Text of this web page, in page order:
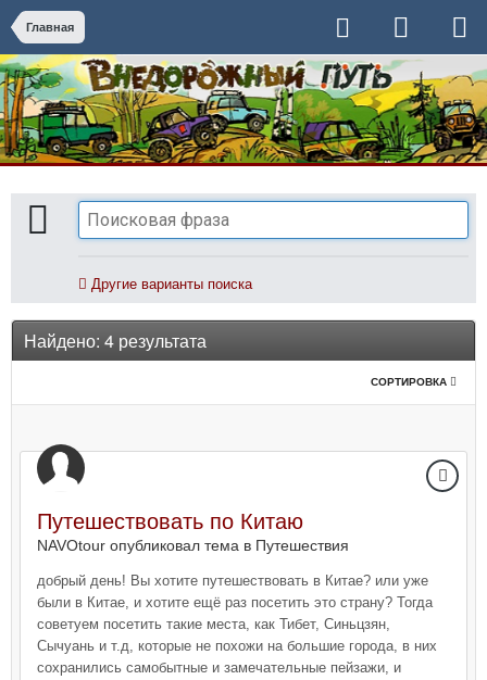
Главная
Другие варианты поиска
Найдено: 4 результата
СОРТИРОВКА
Путешествовать по Китаю
NAVOtour опубликовал тема в Путешествия
добрый день! Вы хотите путешествовать в Китае? или уже
были в Китае, и хотите ещё раз посетить это страну? Тогда
советуем посетить такие места, как Тибет, Синьцзян,
Сычуань и т.д, которые не похожи на большие города, в них
сохранились самобытные и замечательные пейзажи, и